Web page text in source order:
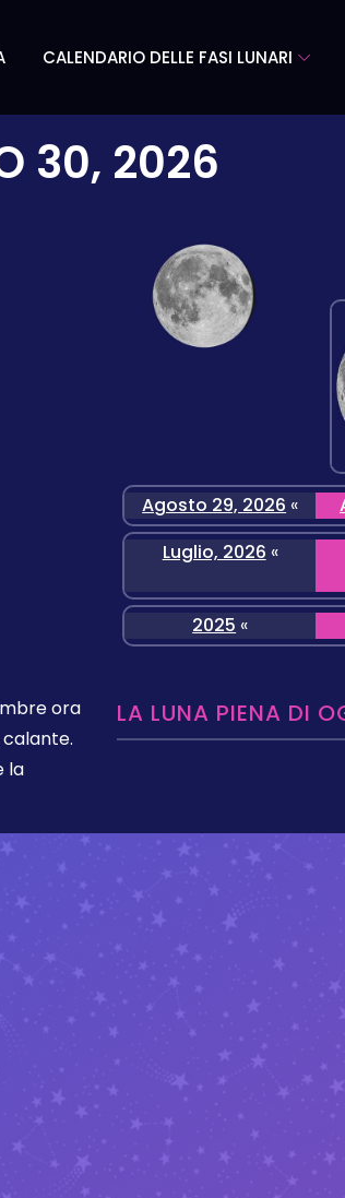
CALENDARIO DELLE FASI LUNARI
30, 2026
Agosto 29, 2026 «
Luglio, 2026 «
2025 «
ora
la
LA LUNA PIENA DI